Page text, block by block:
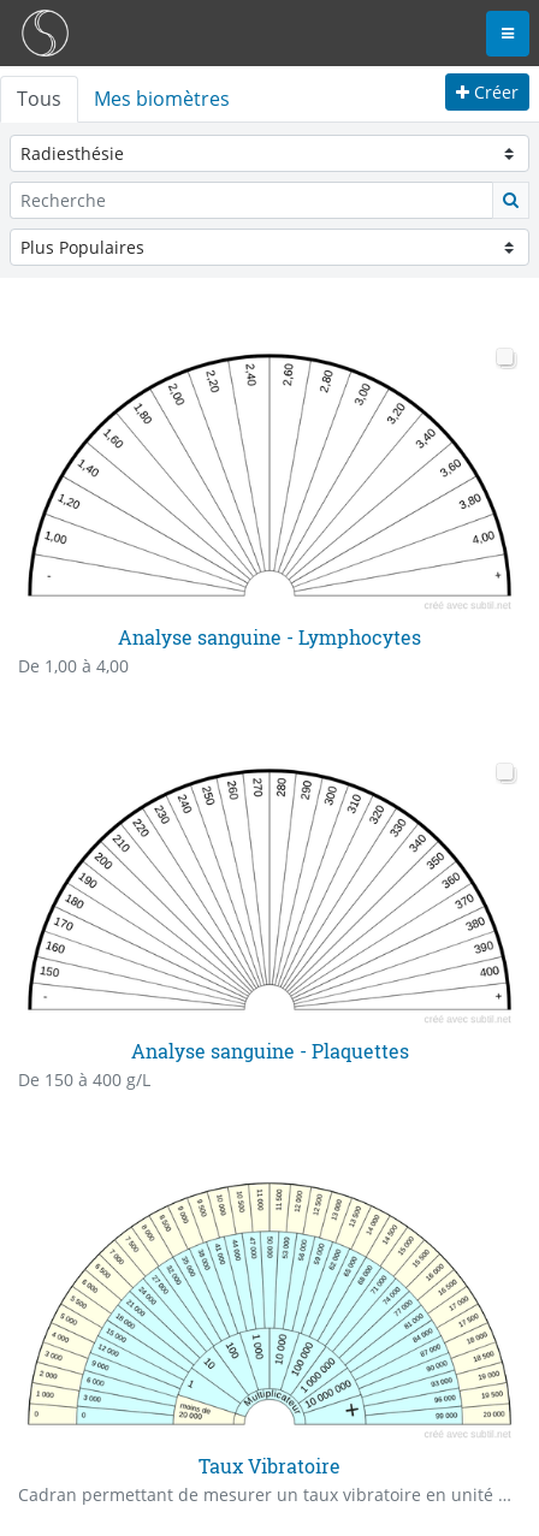
Tous Mes biomètres Créer
Analyse sanguine - Lymphocytes
De 1,00 à 4,00
Analyse sanguine - Plaquettes
De 150 à 400 g/L
Taux Vibratoire
Cadran permettant de mesurer un taux vibratoire en unité Bovis.